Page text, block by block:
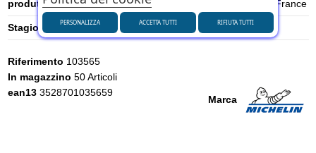
produttore
63000 Clermont-Ferrand, France
Stagione Estivi
Marca
Riferimento 103565
In magazzino 50 Articoli
ean13 3528701035659
PERSONALIZZA RIFIUTA TUTTI
ACCETTA TUTTI